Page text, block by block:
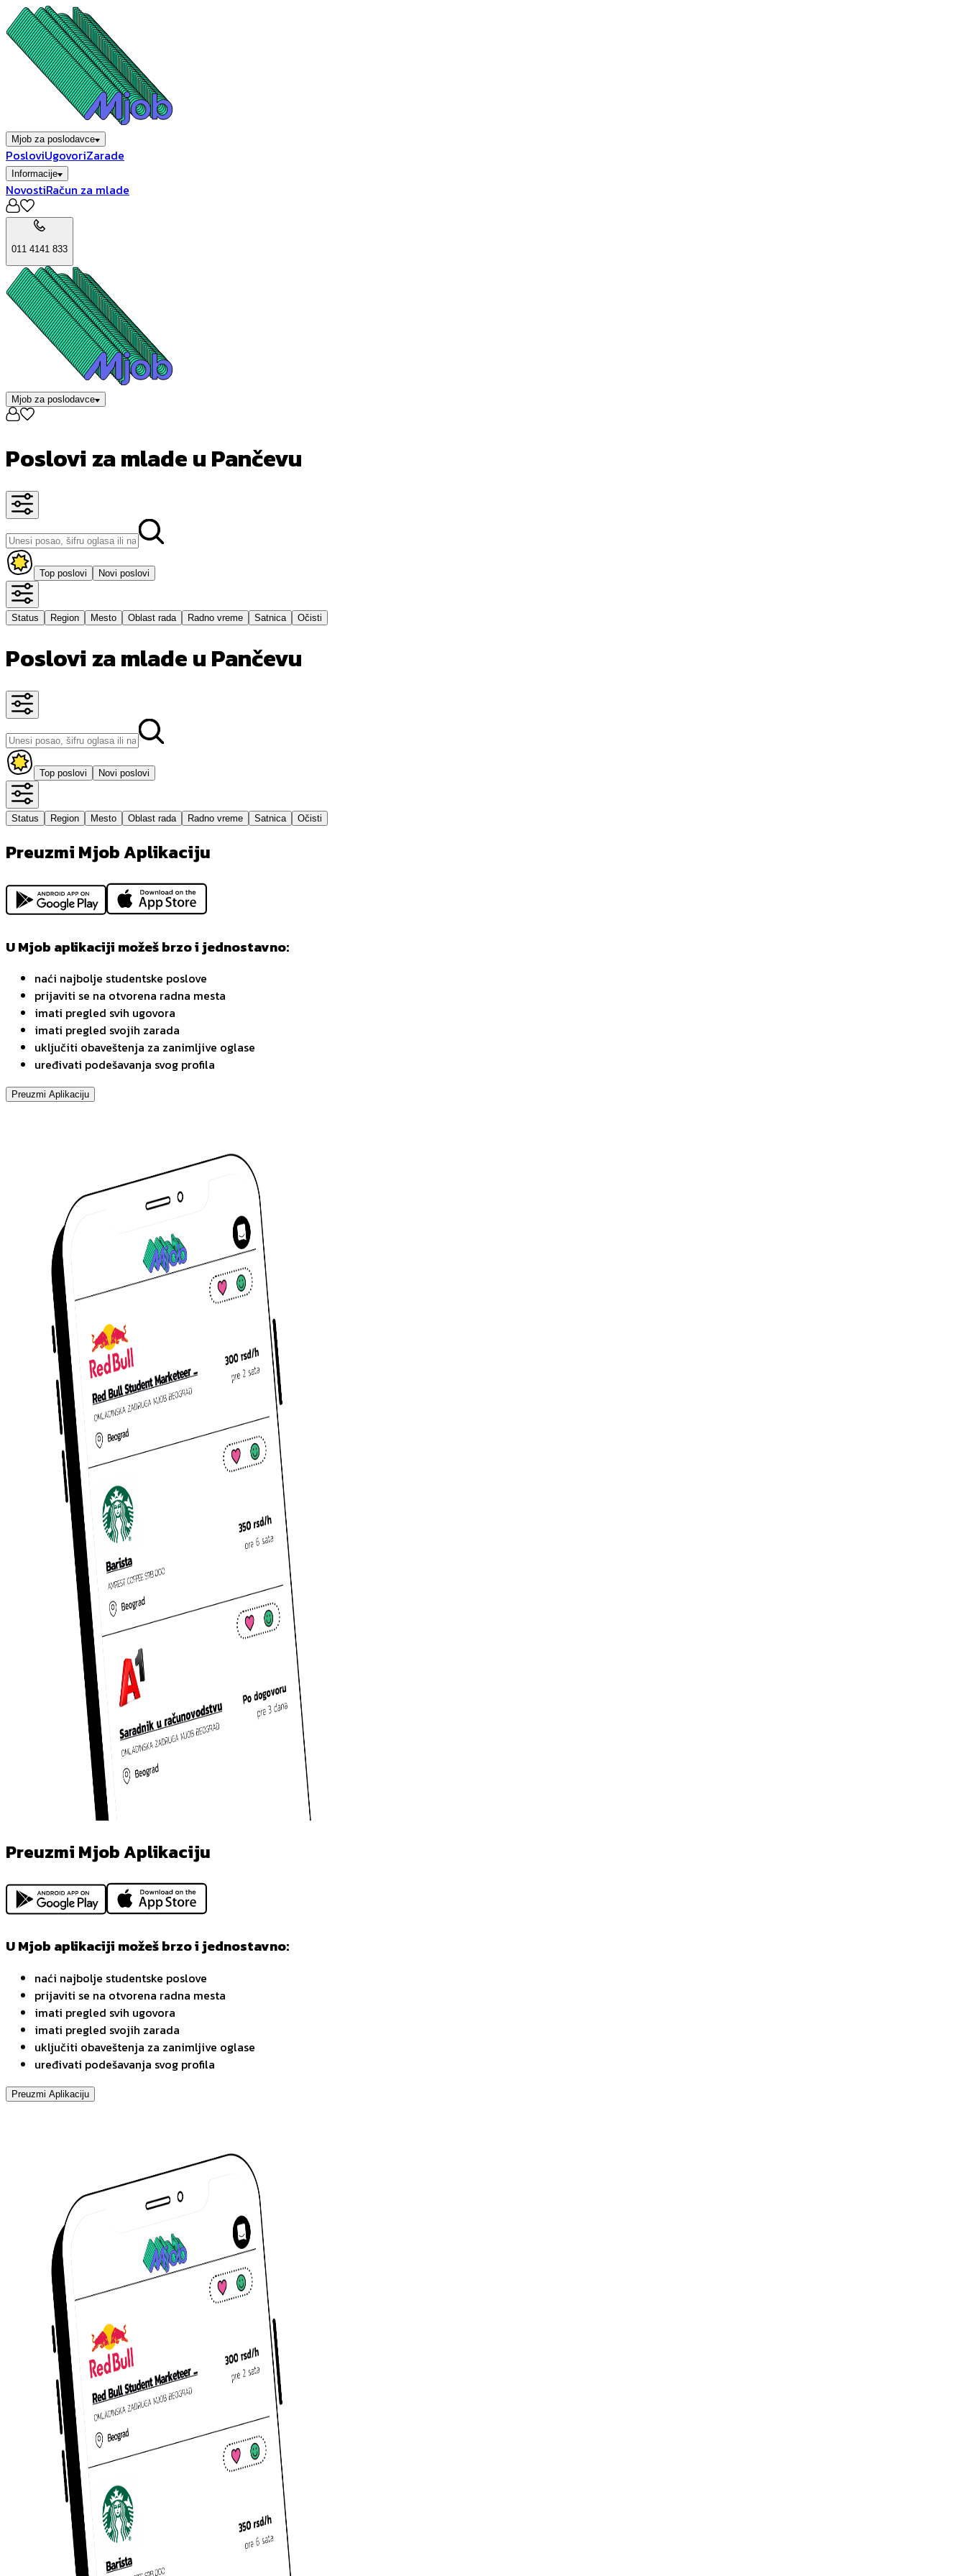
Mjob za poslodavce
PosloviUgovoriZarade
Informacije
NovostiRačun za mlade
011 4141 833
Mjob za poslodavce
Poslovi za mlade u Pančevu
Top poslovi Novi poslovi
Status Region Mesto Oblast rada Radno vreme Satnica Očisti
Poslovi za mlade u Pančevu
Top poslovi Novi poslovi
Status Region Mesto Oblast rada Radno vreme Satnica Očisti
Preuzmi Mjob Aplikaciju
U Mjob aplikaciji možeš brzo i jednostavno:
naći najbolje studentske poslove
prijaviti se na otvorena radna mesta
imati pregled svih ugovora
imati pregled svojih zarada
uključiti obaveštenja za zanimljive oglase
uređivati podešavanja svog profila
Preuzmi Aplikaciju
Preuzmi Mjob Aplikaciju
U Mjob aplikaciji možeš brzo i jednostavno:
naći najbolje studentske poslove
prijaviti se na otvorena radna mesta
imati pregled svih ugovora
imati pregled svojih zarada
uključiti obaveštenja za zanimljive oglase
uređivati podešavanja svog profila
Preuzmi Aplikaciju